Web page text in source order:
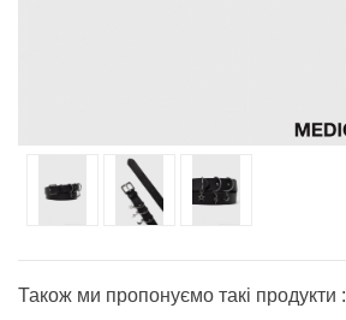
Також ми пропонуємо такі продукти :